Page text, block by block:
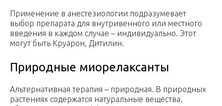
Применение в анестезиологии подразумевает
выбор препарата для внутривенного или местного
введения в каждом случае – индивидуально. Этот
могут быть Круарон, Дитилин.
Природные миорелаксанты
Альтернативная терапия – природная. В природных
растениях содержатся натуральные вещества,